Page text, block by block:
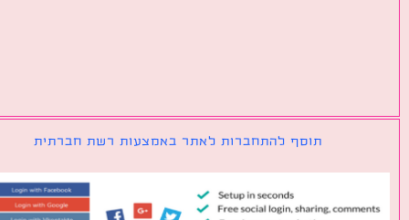
תוסף להתחברות לאתר באמצעות רשת חברתית